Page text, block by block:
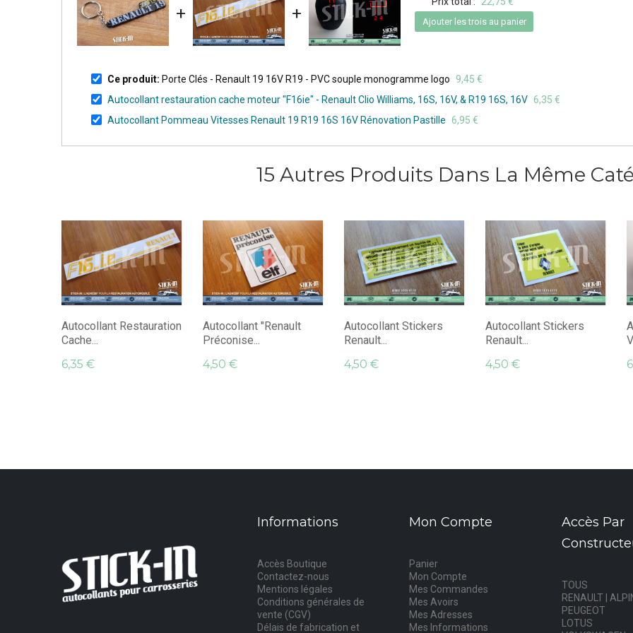
+ + Ajouter les trois au panier
Ce produit: Porte Clés - Renault 19 16V R19 - PVC souple monogramme logo
9,45 €
Autocollant restauration cache moteur "F16ie" - Renault Clio Williams, 16S, 16V, & R19 16S, 16V 6,35 €
Autocollant Pommeau Vitesses Renault 19 R19 16S 16V Rénovation Pastille 6,95 €
15 Autres Produits Dans La Même
Autocollant Restauration
Cache...
6,35 €
Autocollant "Renault
Préconise...
4,50 €
Autocollant Stickers
Renault...
4,50 €
Autocollant Stickers
Renault...
4,50 €
Informations
Accès Boutique
Contactez-nous
Mentions légales
Conditions générales de
vente (CGV)
Délais de fabrication et
Mon Compte
Panier
Mon Compte
Mes Commandes
Mes Avoirs
Mes Adresses
Mes Informations
Accès Par
TOUS
RENAULT |
PEUGEOT
LOTUS